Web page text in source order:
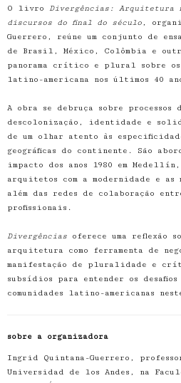
O livro Divergências: Arquitetura
discursos do final do século,
Guerrero, reúne um conjunto de
de Brasil, México, Colômbia e
panorama crítico e plural sobre
latino-americana nos últimos 40
A obra se debruça sobre processos
descolonização, identidade e
de um olhar atento às
geográficas do continente. São
impacto dos anos 1980 em
arquitetos com a modernidade e
além das redes de colaboração
profissionais.
Divergências oferece uma reflexão
arquitetura como ferramenta de
manifestação de pluralidade e
subsídios para entender os
comunidades latino-americanas
sobre a organizadora
Ingrid Quintana-Guerrero,
Universidad de los Andes, na